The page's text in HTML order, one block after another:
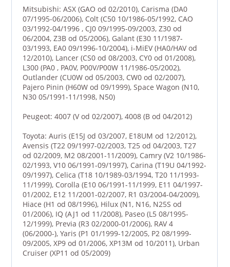
Mitsubishi: ASX (GAO od 02/2010), Carisma (DA0
07/1995-06/2006), Colt (C50 10/1986-05/1992, CAO
03/1992-04/1996 , CJ0 09/1995-09/2003, Z30 od
06/2004, Z3B od 05/2006), Galant (E30 11/1987-
03/1993, EA0 09/1996-10/2004), i-MiEV (HA0/HAV od
12/2010), Lancer (CS0 od 08/2003, CY0 od 01/2008),
L300 (PA0 , PA0V, P00V/P00W 11/1986-05/2002),
Outlander (CU0W od 05/2003, CW0 od 02/2007),
Pajero Pinin (H60W od 09/1999), Space Wagon (N10,
N30 05/1991-11/1998, N50)
Peugeot: 4007 (V od 02/2007), 4008 (B od 04/2012)
Toyota: Auris (E15J od 03/2007, E18UM od 12/2012),
Avensis (T22 09/1997-02/2003, T25 od 04/2003, T27
od 02/2009, M2 08/2001-11/2009), Camry (V2 10/1986-
02/1993, V10 06/1991-09/1997), Carina (T19U 04/1992-
09/1997), Celica (T18 10/1989-03/1994, T20 11/1993-
11/1999), Corolla (E10 06/1991-11/1999, E11 04/1997-
01/2002, E12 11/2001-02/2007, R1 03/2004-04/2009),
Hiace (H1 od 08/1996), Hilux (N1, N16, N25S od
01/2006), IQ (AJ1 od 11/2008), Paseo (L5 08/1995-
12/1999), Previa (R3 02/2000-01/2006), RAV 4
(06/2000-), Yaris (P1 01/1999-12/2005, P2 08/1999-
09/2005, XP9 od 01/2006, XP13M od 10/2011), Urban
Cruiser (XP11 od 05/2009)